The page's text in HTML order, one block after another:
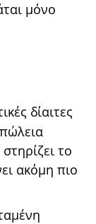
μόνο
δίαιτες
το
ακόμη πιο